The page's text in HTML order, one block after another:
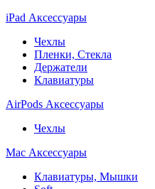
iPad Аксессуары
Чехлы
Пленки, Стекла
Держатели
Клавиатуры
AirPods Аксессуары
Чехлы
Mac Аксессуары
Клавиатуры, Мышки